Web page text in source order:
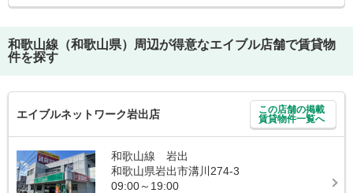
和歌山線（和歌山県）
周辺が得意なエイブル店舗で賃貸物
件を探す
エイブルネットワーク岩出店
この店舗の掲載
賃貸物件一覧へ
和歌山線 岩出
和歌山県岩出市溝川274-3
09:00～19:00